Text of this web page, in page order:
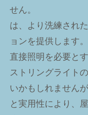
せん。
は、より洗練され
ョンを提供します
直接照明を必要と
ストリングライト
いかもしれません
と実用性により、